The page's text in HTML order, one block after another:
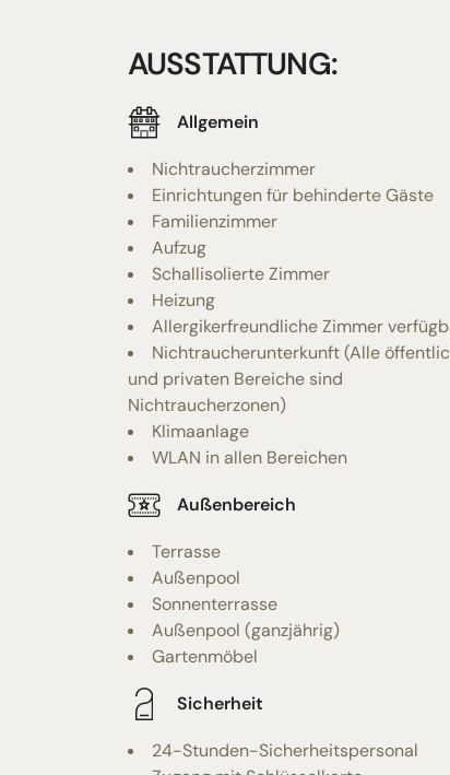
AUSSTATTUNG:
Allgemein
Nichtraucherzimmer
Einrichtungen für behinderte Gäste
Familienzimmer
Aufzug
Schallisolierte Zimmer
Heizung
Allergikerfreundliche Zimmer
Nichtraucherunterkunft (Alle
und privaten Bereiche sind
Nichtraucherzonen)
Klimaanlage
WLAN in allen Bereichen
Außenbereich
Terrasse
Außenpool
Sonnenterrasse
Außenpool (ganzjährig)
Gartenmöbel
Sicherheit
24-Stunden-Sicherheitspersonal